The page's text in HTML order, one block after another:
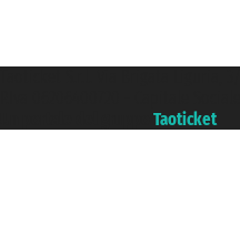
Taoticket